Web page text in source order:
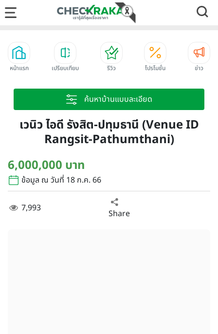
หน้าแรก เปรียบเทียบ รีวิว โปรโมชั่น ข่าว
ค้นหาบ้านแบบละเอียด
เวนิว ไอดี รังสิต-ปทุมธานี (Venue ID
Rangsit-Pathumthani)
6,000,000 บาท
ข้อมูล ณ วันที่ 18 ก.ค. 66
7,993 Share